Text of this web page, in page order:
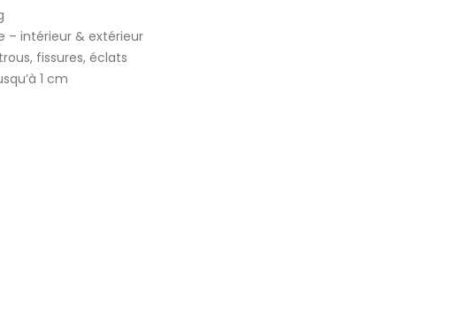
– intérieur & extérieur
fissures, éclats
1 cm